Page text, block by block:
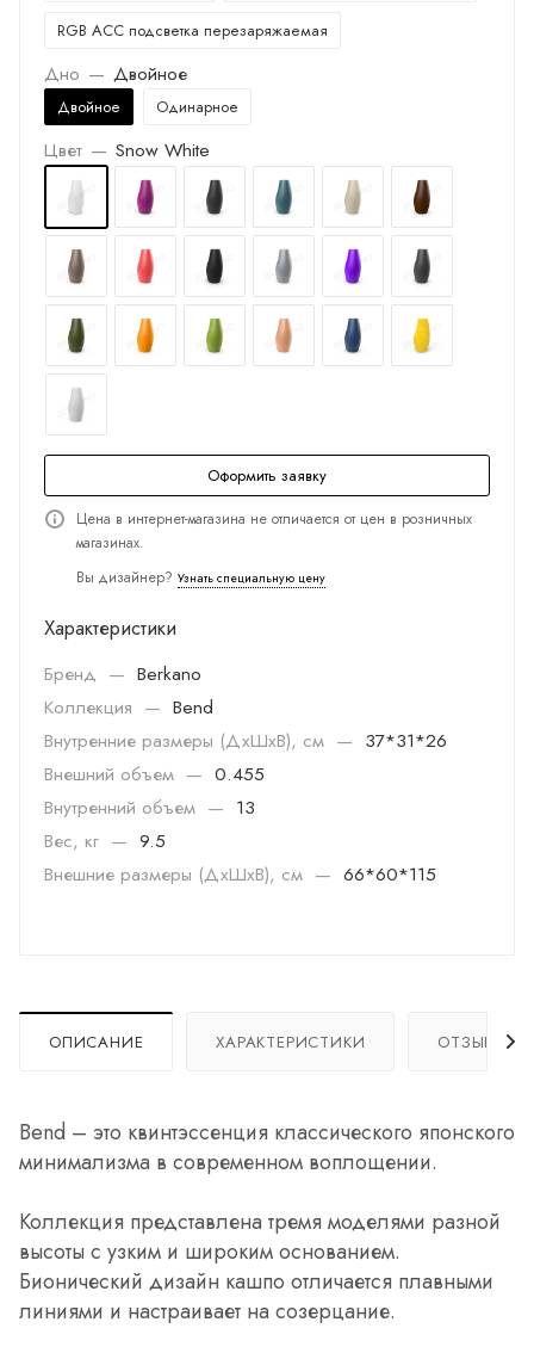
RGB ACC подсветка перезаряжаемая
Дно — Двойное
Двойное Одинарное
Цвет — Snow White
Оформить заявку
Цена в интернет-магазина не отличается от цен в розничных
магазинах.
Вы дизайнер? Узнать специальную цену
Характеристики
Бренд — Berkano
Коллекция — Bend
Внутренние размеры (ДхШхВ), см — 37*31*26
Внешний объем — 0.455
Внутренний объем — 13
Вес, кг — 9.5
Внешние размеры (ДхШхВ), см — 66*60*115
ОПИСАНИЕ ХАРАКТЕРИСТИКИ ОТЗЫВЫ
Bend – это квинтэссенция классического японского
минимализма в современном воплощении.
Коллекция представлена тремя моделями разной
высоты с узким и широким основанием.
Бионический дизайн кашпо отличается плавными
линиями и настраивает на созерцание.